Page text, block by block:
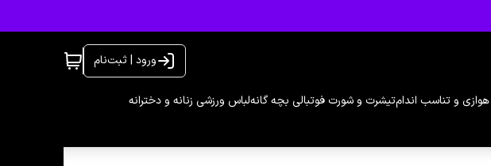
ورود | ثبت‌نام
و تناسب اندامتیشرت و شورت فوتبالی بچه گانهلباس ورزشی زنانه و دخترانه